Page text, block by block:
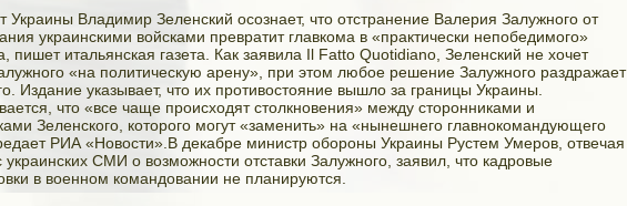
Украины Владимир Зеленский осознает, что отстранение Валерия Залужного от
украинскими войсками превратит главкома в «практически непобедимого»
пишет итальянская газета. Как заявила Il Fatto Quotidiano, Зеленский не хочет
«на политическую арену», при этом любое решение Залужного раздражает
Издание указывает, что их противостояние вышло за границы Украины.
что «все чаще происходят столкновения» между сторонниками и
Зеленского, которого могут «заменить» на «нынешнего главнокомандующего
РИА «Новости».В декабре министр обороны Украины Рустем Умеров, отвечая
украинских СМИ о возможности отставки Залужного, заявил, что кадровые
в военном командовании не планируются.